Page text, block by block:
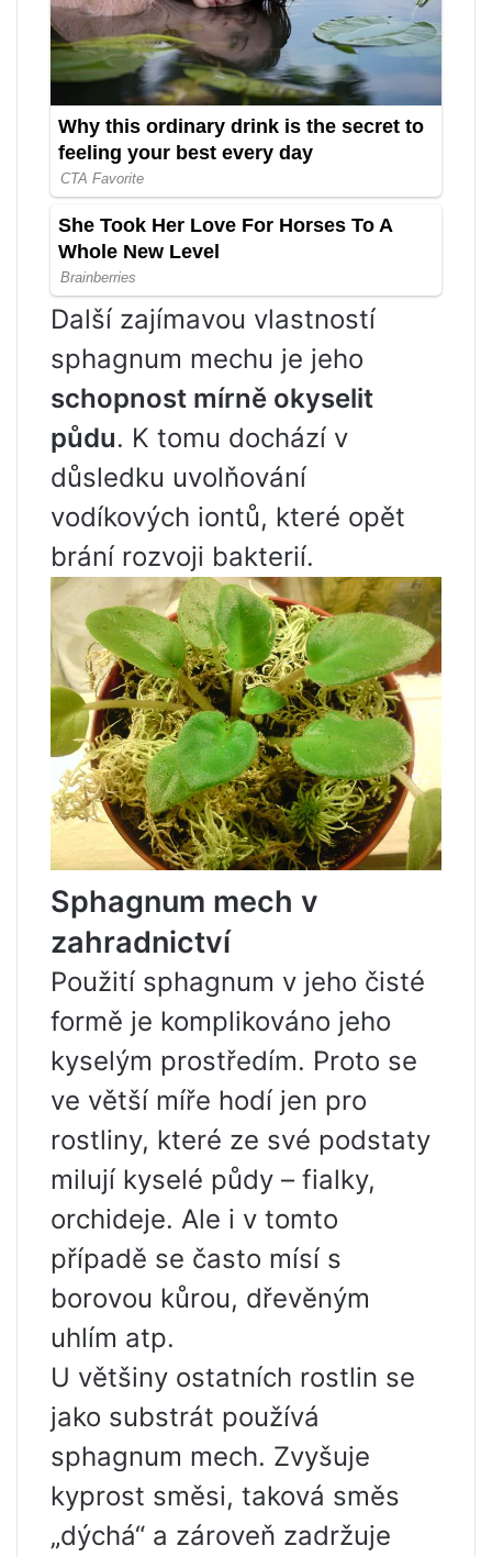
Další zajímavou vlastností
sphagnum mechu je jeho
schopnost mírně okyselit
půdu. K tomu dochází v
důsledku uvolňování
vodíkových iontů, které opět
brání rozvoji bakterií.
Sphagnum mech v
zahradnictví
Použití sphagnum v jeho čisté
formě je komplikováno jeho
kyselým prostředím. Proto se
ve větší míře hodí jen pro
rostliny, které ze své podstaty
milují kyselé půdy – fialky,
orchideje. Ale i v tomto
případě se často mísí s
borovou kůrou, dřevěným
uhlím atp.
U většiny ostatních rostlin se
jako substrát používá
sphagnum mech. Zvyšuje
kyprost směsi, taková směs
„dýchá“ a zároveň zadržuje